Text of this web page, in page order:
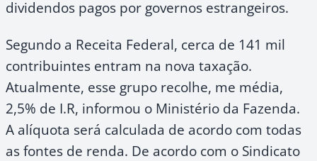
dividendos pagos por governos estrangeiros.
Segundo a Receita Federal, cerca de 141 mil
contribuintes entram na nova taxação.
Atualmente, esse grupo recolhe, me média,
2,5% de I.R, informou o Ministério da Fazenda.
A alíquota será calculada de acordo com todas
as fontes de renda. De acordo com o Sindicato